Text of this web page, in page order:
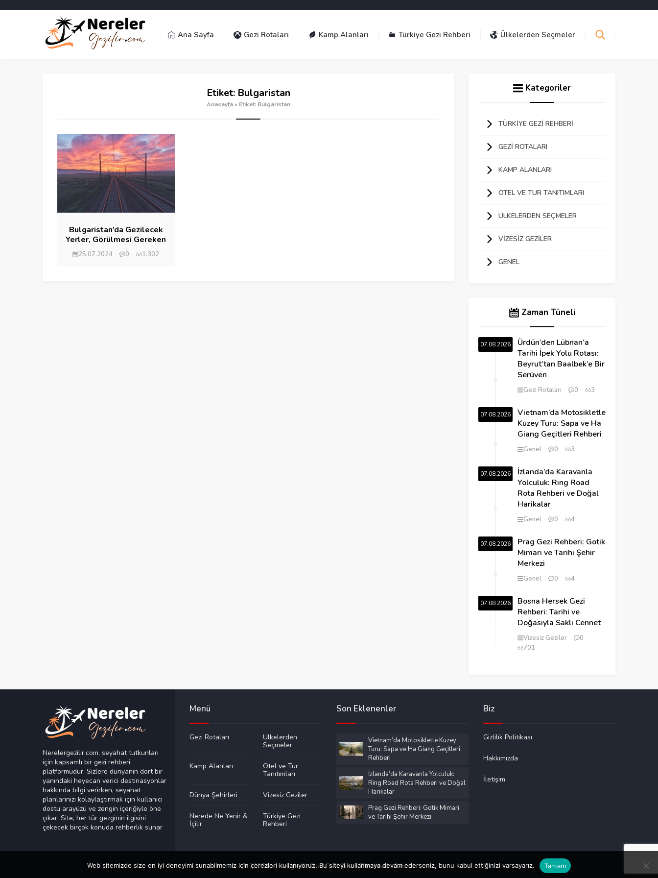
Ana Sayfa Gezi Rotaları Kamp Alanları Türkiye Gezi Rehberi Ülkelerden Seçmeler
Etiket: Bulgaristan
Anasayfa » Etiket: Bulgaristan
Bulgaristan’da Gezilecek
Yerler, Görülmesi Gereken
Şehirler
25.07.2024 0 1.302
Kategoriler
TÜRKIYE GEZI REHBERI
GEZI ROTALARI
KAMP ALANLARI
OTEL VE TUR TANITIMLARI
ÜLKELERDEN SEÇMELER
VIZESIZ GEZILER
GENEL
Zaman Tüneli
07.08.2026
Ürdün’den Lübnan’a
Tarihi İpek Yolu Rotası:
Beyrut’tan Baalbek’e Bir
Serüven
Gezi Rotaları 0 3
07.08.2026
Vietnam’da Motosikletle
Kuzey Turu: Sapa ve Ha
Giang Geçitleri Rehberi
Genel 0 3
07.08.2026
İzlanda’da Karavanla
Yolculuk: Ring Road
Rota Rehberi ve Doğal
Harikalar
Genel 0 4
07.08.2026
Prag Gezi Rehberi: Gotik
Mimari ve Tarihi Şehir
Merkezi
Genel 0 4
07.08.2026
Bosna Hersek Gezi
Rehberi: Tarihi ve
Doğasıyla Saklı Cennet
Vizesiz Geziler
0
701
Nerelergezilir.com, seyahat tutkunları
için kapsamlı bir gezi rehberi
platformudur. Sizlere dünyanın dört bir
yanındaki heyecan verici destinasyonlar
hakkında bilgi verirken, seyahat
planlarınızı kolaylaştırmak için kullanıcı
dostu arayüzü ve zengin içeriğiyle öne
çıkar. Site, her tür gezginin ilgisini
çekecek birçok konuda rehberlik sunar
Menü
Gezi Rotaları
Ülkelerden
Seçmeler
Kamp Alanları
Otel ve Tur
Tanıtımları
Dünya Şehirleri Vizesiz Geziler
Nerede Ne Yenir &
İçilir
Türkiye Gezi
Rehberi
Son Eklenenler
Vietnam’da Motosikletle Kuzey
Turu: Sapa ve Ha Giang Geçitleri
Rehberi
İzlanda’da Karavanla Yolculuk:
Ring Road Rota Rehberi ve Doğal
Harikalar
Prag Gezi Rehberi: Gotik Mimari
ve Tarihi Şehir Merkezi
Biz
Gizlilik Politikası
Hakkımızda
İletişim
© 2025 Nerelergezilir.Com Gezi Sitesi Tüm Hakkı Saklıdır
Web sitemizde size en iyi deneyimi sunabilmemiz için çerezleri kullanıyoruz. Bu siteyi kullanmaya devam ederseniz, bunu kabul ettiğinizi varsayarız. Tamam